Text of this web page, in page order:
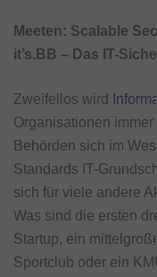
Meeten: Scalable
it’s.BB – Das IT-
Zweifellos wird
Organisationen
Behörden sich im
Standards IT-
sich für viele andere
Was sind die ersten
Startup, ein
Sportclub oder ein